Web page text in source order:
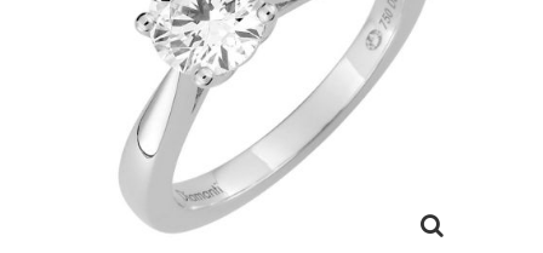
SWAROVSKI
BONNES AFFAIRES
CARTES CADEAUX
IDÉE CADEAUX
QUI SOMMES NOUS